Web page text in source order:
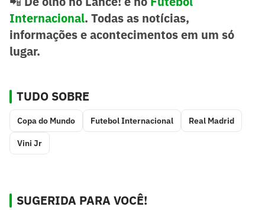
Internacional. Todas as notícias,
informações e acontecimentos em um só
lugar.
TUDO SOBRE
Copa do Mundo Futebol Internacional Real Madrid
Vini Jr
SUGERIDA PARA VOCÊ!